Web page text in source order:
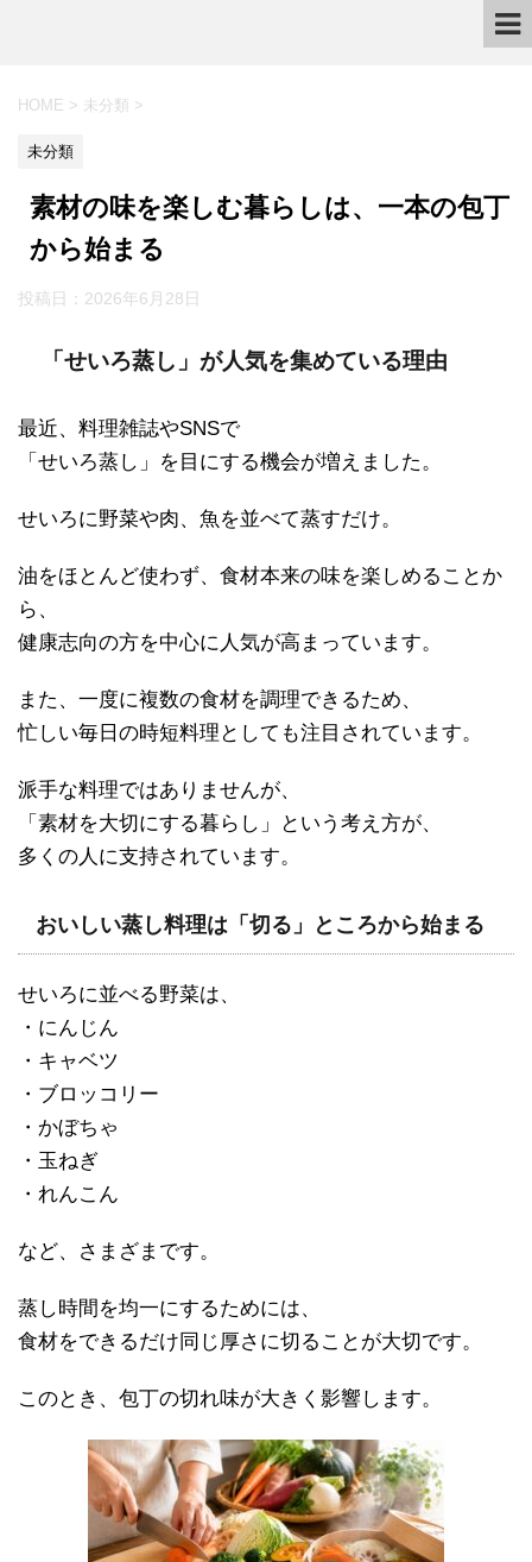
HOME > 未分類 >
未分類
素材の味を楽しむ暮らしは、一本の包丁
から始まる
投稿日： 2026年6月28日
「せいろ蒸し」が人気を集めている理由
最近、料理雑誌やSNSで
「せいろ蒸し」を目にする機会が増えました。
せいろに野菜や肉、魚を並べて蒸すだけ。
油をほとんど使わず、食材本来の味を楽しめることか
ら、
健康志向の方を中心に人気が高まっています。
また、一度に複数の食材を調理できるため、
忙しい毎日の時短料理としても注目されています。
派手な料理ではありませんが、
「素材を大切にする暮らし」という考え方が、
多くの人に支持されています。
おいしい蒸し料理は「切る」ところから始まる
せいろに並べる野菜は、
・にんじん
・キャベツ
・ブロッコリー
・かぼちゃ
・玉ねぎ
・れんこん
など、さまざまです。
蒸し時間を均一にするためには、
食材をできるだけ同じ厚さに切ることが大切です。
このとき、包丁の切れ味が大きく影響します。